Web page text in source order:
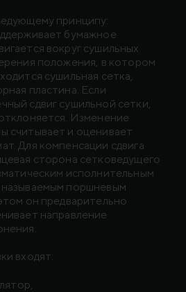
принципу:
бумажное
вокруг сушильных
положения, в котором
сушильная сетка,
пластина. Если
сдвиг сушильной сетки,
Изменение
считывает и оценивает
Для компенсации сдвига
сторона сетковедущего
исполнительным
поршневым
он предварительно
направление
входят: